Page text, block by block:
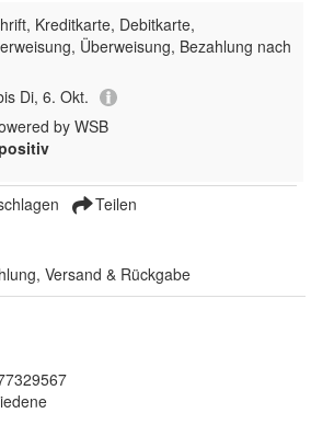
Kreditkarte, Debitkarte,
Überweisung, Bezahlung nach
Di, 6. Okt.
by WSB
Teilen
Versand & Rückgabe